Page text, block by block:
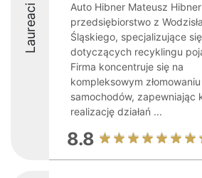
Laureaci
Auto Hibner Mateusz
przedsiębiorstwo z
Śląskiego, specjalizujące
dotyczących recyklingu
Firma koncentruje się na
kompleksowym złomowaniu
samochodów, zapewniając
realizację działań ...
8.8